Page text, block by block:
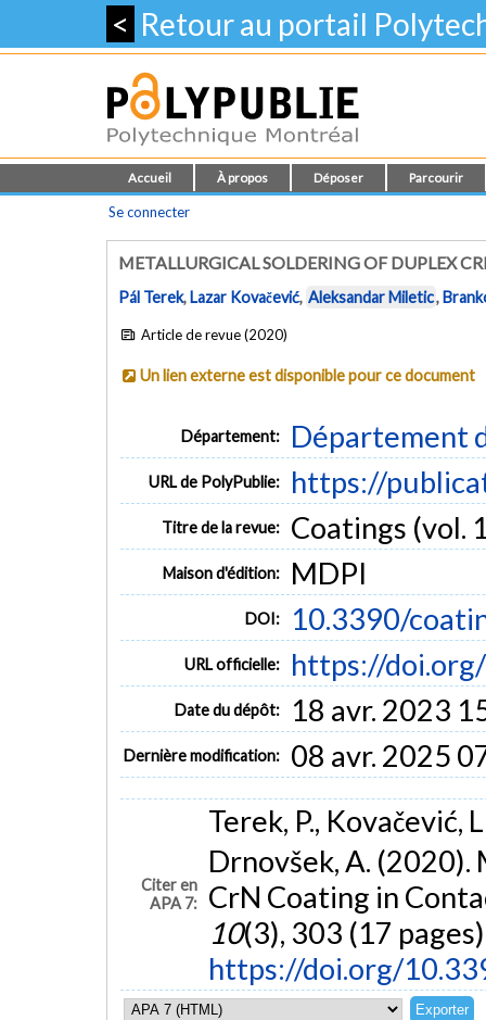
< Retour au portail
Accueil À propos Déposer Parcourir
Se connecter
METALLURGICAL SOLDERING OF DUPLEX
Pál Terek,Lazar Kovačević, Aleksandar Miletic,
Article de revue (2020)
Un lien externe est disponible pour ce document
Département: Département
URL de PolyPublie: https://
Titre de la revue: Coatings (vol.
Maison d'édition: MDPI
DOI: 10.3390/
URL officielle: https://
Date du dépôt: 18 avr. 2023
Dernière modification: 08 avr. 2025
Citer en
APA 7:
Terek, P., Kovačević,
Drnovšek, A.
CrN Coating in
10(3), 303 (17
https://doi.org/